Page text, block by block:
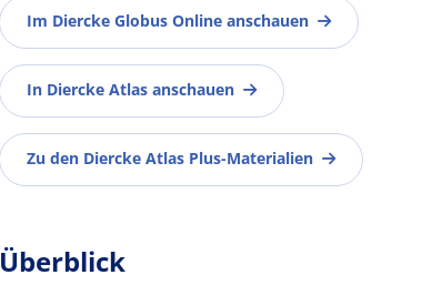
Im Diercke Globus Online anschauen
In Diercke Atlas anschauen
Zu den Diercke Atlas Plus-Materialien
Überblick